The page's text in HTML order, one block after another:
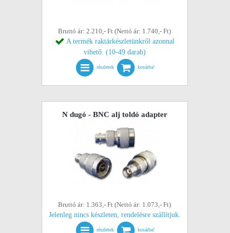
Bruttó ár: 2.210,- Ft (Nettó ár: 1.740,- Ft)
A termék raktárkészletünkről azonnal
vihető. (10-49 darab)
részletek kosárba!
N dugó - BNC alj toldó adapter
Bruttó ár: 1.363,- Ft (Nettó ár: 1.073,- Ft)
Jelenleg nincs készleten, rendelésre szállítjuk.
részletek kosárba!